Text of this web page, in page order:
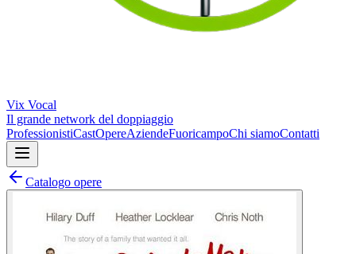
Vix Vocal
Il grande network del doppiaggio
ProfessionistiCastOpereAziendeFuoricampoChi siamoContatti
Catalogo opere